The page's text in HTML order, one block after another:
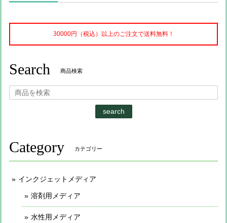
30000円（税込）以上のご注文で送料無料！
Search 商品検索
search
Category カテゴリー
インクジェットメディア
溶剤用メディア
水性用メディア